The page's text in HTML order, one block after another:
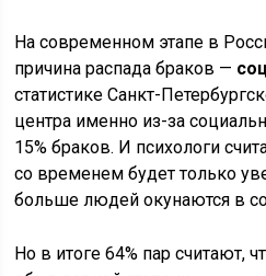
На современном этапе в
причина распада браков —
статистике Санкт-
центра именно из-за
15% браков. И психологи
со временем будет только
больше людей окунаются в
Но в итоге 64% пар считают,